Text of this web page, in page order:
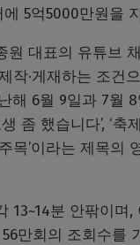
5억5000만원을
원 대표의 유튜브
작·게재하는 조건
해 6월 9일과 7월
좀 했습니다’, ‘축
목’이라는 제목의
13~14분 안팎이며
만회의 조회수를